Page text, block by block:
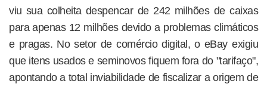
viu sua colheita despencar de 242 milhões de caixas
para apenas 12 milhões devido a problemas climáticos
e pragas. No setor de comércio digital, o eBay exigiu
que itens usados e seminovos fiquem fora do "tarifaço",
apontando a total inviabilidade de fiscalizar a origem de